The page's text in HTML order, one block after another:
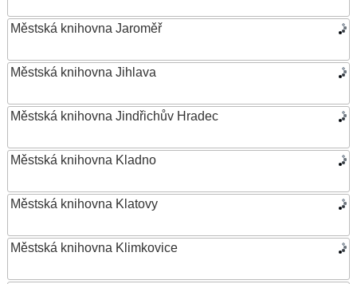
Městská knihovna Jaroměř
Městská knihovna Jihlava
Městská knihovna Jindřichův Hradec
Městská knihovna Kladno
Městská knihovna Klatovy
Městská knihovna Klimkovice